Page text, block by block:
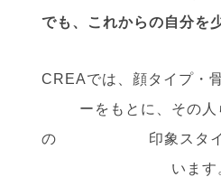
でも、これからの自分を
CREAでは、顔タイプ・
ーをもとに、その
の 印象スタイリン
います